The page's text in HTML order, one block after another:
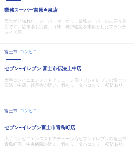
業務スーパー吉原今泉店
言わずと知れた、スーパーマーケット業務スーパーの吉原今泉
店です。駐車場も完備。（株）神戸物産を本部としたフランチ
ャイズ店。
富士市 コンビニ
セブン−イレブン 富士市伝法上中店
大手コンビニエンスストアチェーン店セブンイレブンの富士市
伝法上中店。妙善寺が近い。酒あり、タバコあり、ATMあり。
富士市 コンビニ
セブン−イレブン富士市青島町店
大手コンビニエンスストアチェーン店セブンイレブンの富士市
青島町店。中央病院の近く。酒あり、タバコあり、ATMあり。